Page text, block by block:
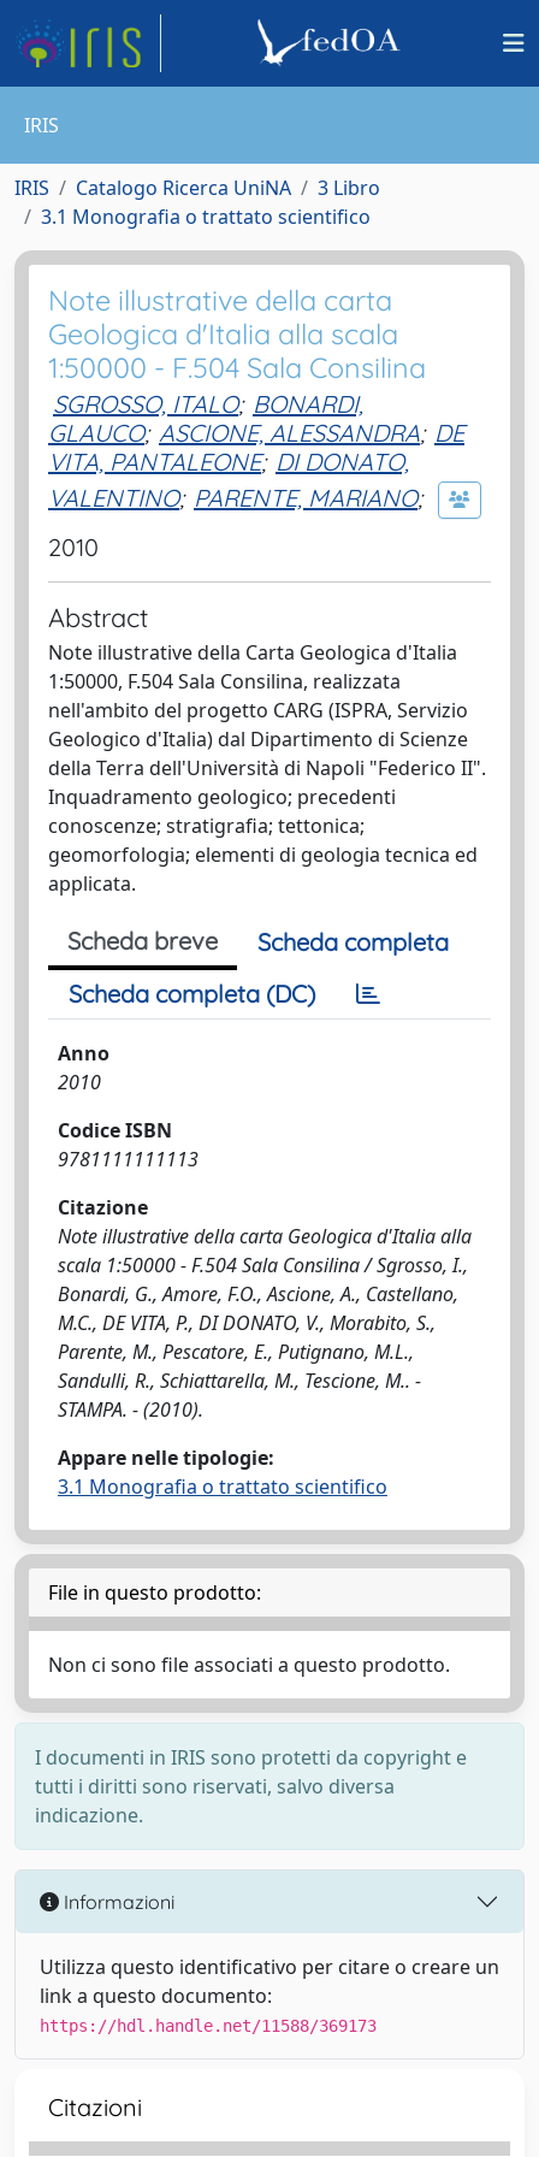
IRIS
IRIS Catalogo Ricerca UniNA
3 Libro
3.1 Monografia o trattato scientifico
Note illustrative della carta
Geologica d'Italia alla scala
1:50000 - F.504 Sala Consilina
SGROSSO, ITALO; BONARDI,
GLAUCO; ASCIONE, ALESSANDRA; DE
VITA, PANTALEONE; DI DONATO,
VALENTINO; PARENTE, MARIANO;
2010
Abstract
Note illustrative della Carta Geologica d'Italia
1:50000, F.504 Sala Consilina, realizzata
nell'ambito del progetto CARG (ISPRA, Servizio
Geologico d'Italia) dal Dipartimento di Scienze
della Terra dell'Università di Napoli "Federico II".
Inquadramento geologico; precedenti
conoscenze; stratigrafia; tettonica;
geomorfologia; elementi di geologia tecnica ed
applicata.
Scheda breve
Scheda completa
Scheda completa (DC)
Anno
2010
Codice ISBN
9781111111113
Citazione
Note illustrative della carta Geologica d'Italia alla
scala 1:50000 - F.504 Sala Consilina / Sgrosso, I.,
Bonardi, G., Amore, F.O., Ascione, A., Castellano,
M.C., DE VITA, P., DI DONATO, V., Morabito, S.,
Parente, M., Pescatore, E., Putignano, M.L.,
Sandulli, R., Schiattarella, M., Tescione, M.. -
STAMPA. - (2010).
Appare nelle tipologie:
3.1 Monografia o trattato scientifico
File in questo prodotto:
Non ci sono file associati a questo prodotto.
I documenti in IRIS sono protetti da copyright e
tutti i diritti sono riservati, salvo diversa
indicazione.
Informazioni
Utilizza questo identificativo per citare o creare un
link a questo documento:
https://hdl.handle.net/11588/369173
Citazioni